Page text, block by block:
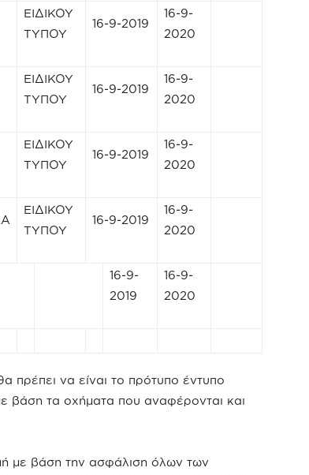
ΕΙΔΙΚΟΥ
ΤΥΠΟΥ
16-9-2019
16-9-
2020
ΕΙΔΙΚΟΥ
ΤΥΠΟΥ
16-9-2019
16-9-
2020
ΕΙΔΙΚΟΥ
ΤΥΠΟΥ
16-9-2019
16-9-
2020
ΕΙΔΙΚΟΥ
ΤΥΠΟΥ
16-9-2019
16-9-
2020
16-9-
2019
16-9-
2020
να είναι το πρότυπο έντυπο
βάση τα οχήματα που αναφέρονται και
με βάση την ασφάλιση όλων των